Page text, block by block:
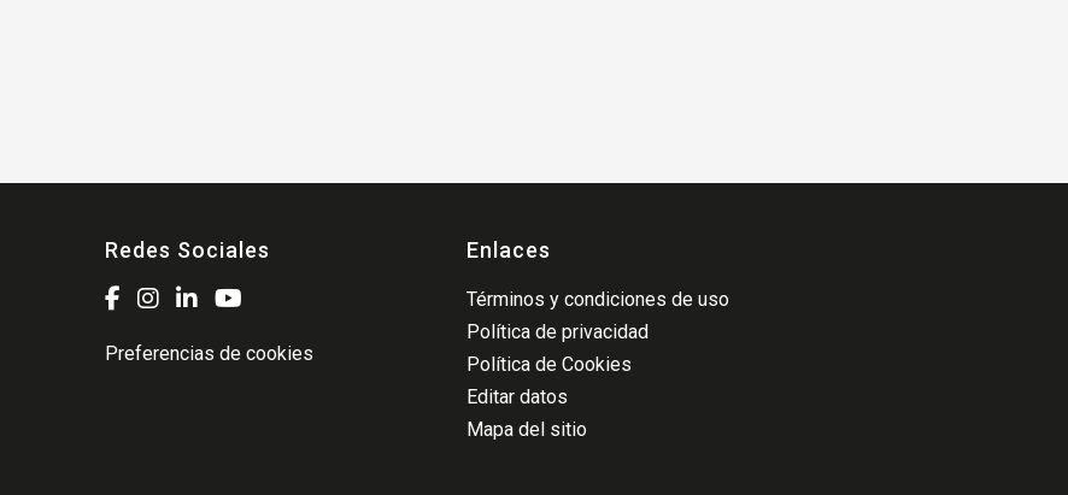
Redes Sociales
Preferencias de cookies
Enlaces
Términos y condiciones de uso
Política de privacidad
Política de Cookies
Editar datos
Mapa del sitio